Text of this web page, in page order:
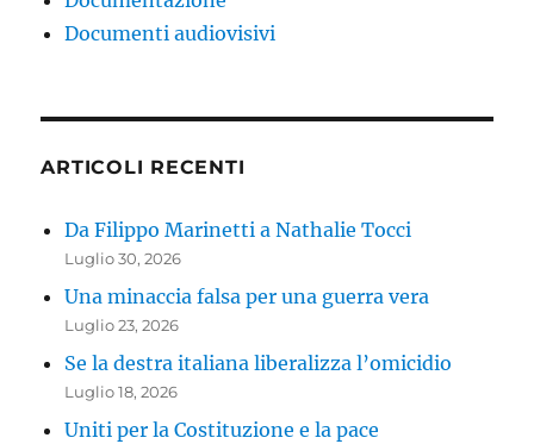
Documenti audiovisivi
ARTICOLI RECENTI
Da Filippo Marinetti a Nathalie Tocci
Luglio 30, 2026
Una minaccia falsa per una guerra vera
Luglio 23, 2026
Se la destra italiana liberalizza l’omicidio
Luglio 18, 2026
Uniti per la Costituzione e la pace